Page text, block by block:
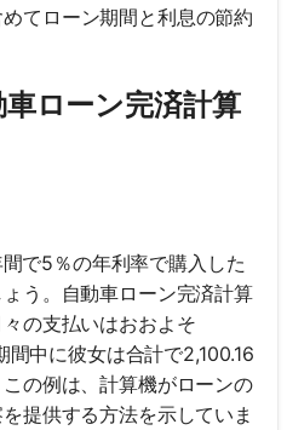
てローン期間と利息の節約
ローン完済計算
で5％の年利率で購入した
う。自動車ローン完済計算
の支払いはおおよそ
中に彼女は合計で2,100.16
の例は、計算機がローンの
提供する方法を示していま